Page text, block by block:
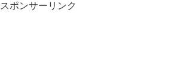
スポンサーリンク